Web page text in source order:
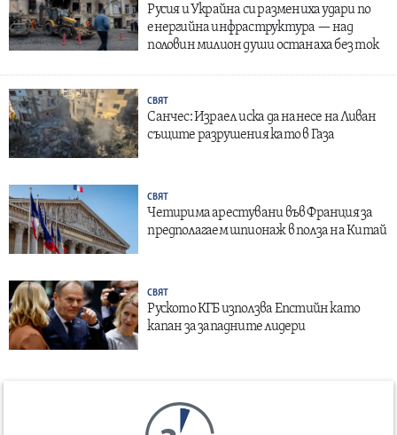
Русия и Украйна си размениха удари по
енергийна инфраструктура — над
половин милион души останаха без ток
СВЯТ
Санчес: Израел иска да нанесе на Ливан
същите разрушения като в Газа
СВЯТ
Четирима арестувани във Франция за
предполагаем шпионаж в полза на Китай
СВЯТ
Руското КГБ използва Епстийн като
капан за западните лидери